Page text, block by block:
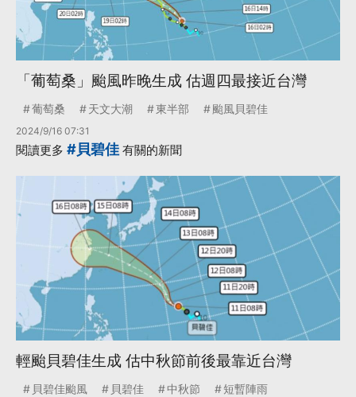
「葡萄桑」颱風昨晚生成 估週四最接近台灣
葡萄桑 天文大潮 東半部 颱風貝碧佳
2024/9/16 07:31
閱讀更多 #貝碧佳 有關的新聞
輕颱貝碧佳生成 估中秋節前後最靠近台灣
貝碧佳颱風 貝碧佳 中秋節 短暫陣雨